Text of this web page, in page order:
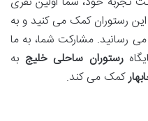
رستوران کمک می کنید و به
رسانید. مشارکت شما، به ما
رستوران ساحلی خلیج به
کمک می کند.